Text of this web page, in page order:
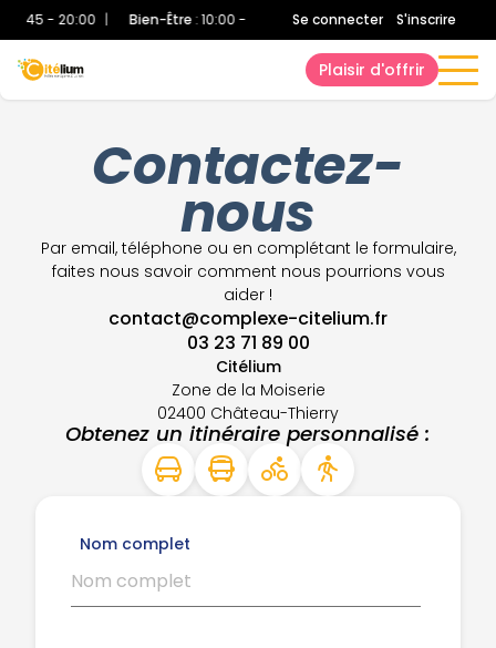
08:45 - 20:00 | Bien-Être:10:00 - 19:40 | Bassin Sportif:10:00 -
Se connecter S'inscrire
Plaisir d'offrir
Contactez-
nous
Par email, téléphone ou en complétant le formulaire,
faites nous savoir comment nous pourrions vous
aider !
contact@complexe-citelium.fr
03 23 71 89 00
Citélium
Zone de la Moiserie
02400 Château-Thierry
Obtenez un itinéraire personnalisé :
Nom complet